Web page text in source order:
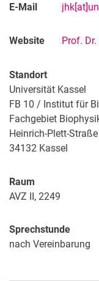
E-Mail
Website Prof.
Standort
Universität Kassel
FB 10 / Institut für
Fachgebiet
Heinrich-Plett-
34132 Kassel
Raum
AVZ II, 2249
Sprechstunde
nach Vereinbarung